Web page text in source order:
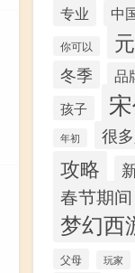
专业 中
你可以
冬季 品
孩子
年初 很
攻略
春节期间
梦幻西
父母 玩家